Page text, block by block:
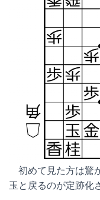
初めて見た方は驚
玉と戻るのが定跡化